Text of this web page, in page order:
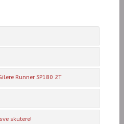
Runner SP180 2T
skutere!